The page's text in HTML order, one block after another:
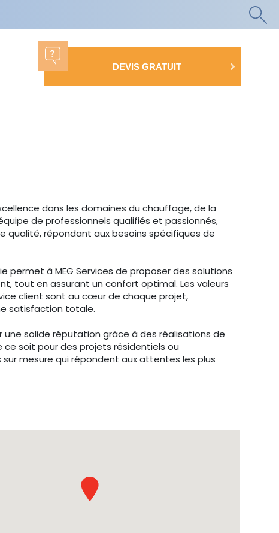
DEVIS GRATUIT
dans les domaines du chauffage, de la
de professionnels qualifiés et passionnés,
répondant aux besoins spécifiques de
permet à MEG Services de proposer des solutions
tout en assurant un confort optimal. Les valeurs
client sont au cœur de chaque projet,
satisfaction totale.
une solide réputation grâce à des réalisations de
soit pour des projets résidentiels ou
mesure qui répondent aux attentes les plus